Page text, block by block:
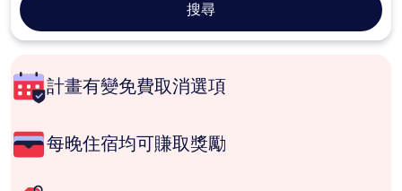
搜尋
計畫有變免費取消選項
每晚住宿均可賺取獎勵